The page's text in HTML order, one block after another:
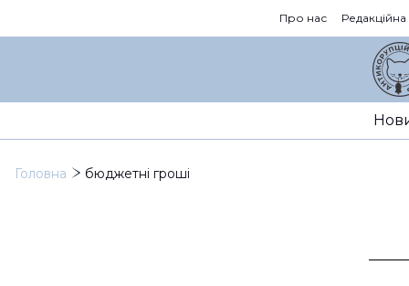
Про нас Редакційна
Головна бюджетні гроші